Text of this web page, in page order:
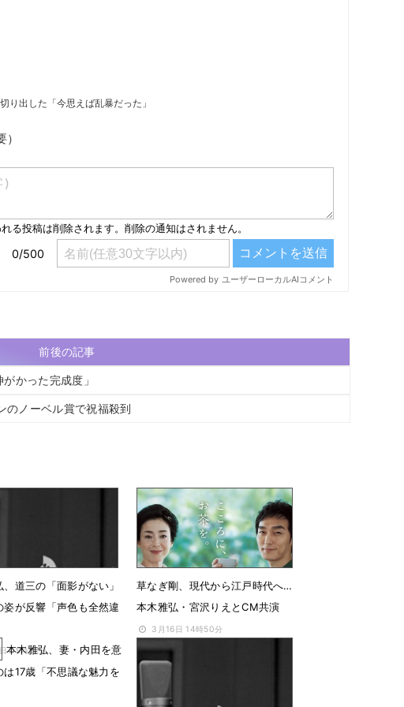
り出した「今思えば乱暴だった」
前後の記事
かった完成度」
のノーベル賞で祝福殺到
道三の「面影がない」
姿が反響「声色も全然違
09時22分
草なぎ剛、現代から江戸時代へ…
本木雅弘・宮沢りえとCM共演
3月16日 14時50分
本木雅弘、妻・内田を意
は17歳「不思議な魅力を